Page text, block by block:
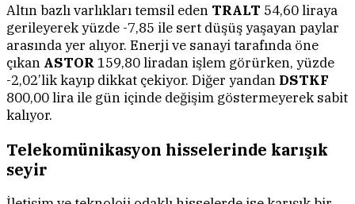
Altın bazlı varlıkları temsil eden TRALT 54,60 liraya
gerileyerek yüzde -7,85 ile sert düşüş yaşayan paylar
arasında yer alıyor. Enerji ve sanayi tarafında öne
çıkan ASTOR159,80 liradan işlem görürken, yüzde
-2,02’lik kayıp dikkat çekiyor. Diğer yandan DSTKF
800,00 lira ile gün içinde değişim göstermeyerek sabit
kalıyor.
Telekomünikasyon hisselerinde karışık
seyir